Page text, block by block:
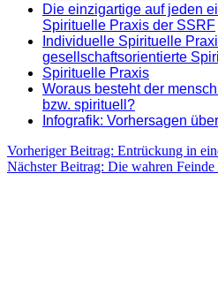
Die einzigartige auf jeden
Spirituelle Praxis der SSRF
Individuelle Spirituelle
gesellschaftsorientierte
Spirituelle Praxis
Woraus besteht der
bzw. spirituell?
Infografik: Vorhersagen
Vorheriger Beitrag: Entrückung in
Nächster Beitrag: Die wahren